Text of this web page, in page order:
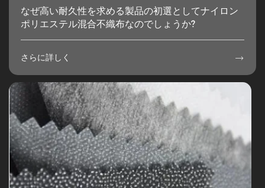
なぜ高い耐久性を求める製品の初選としてナイロン
ポリエステル混合不織布なのでしょうか?
さらに詳しく 